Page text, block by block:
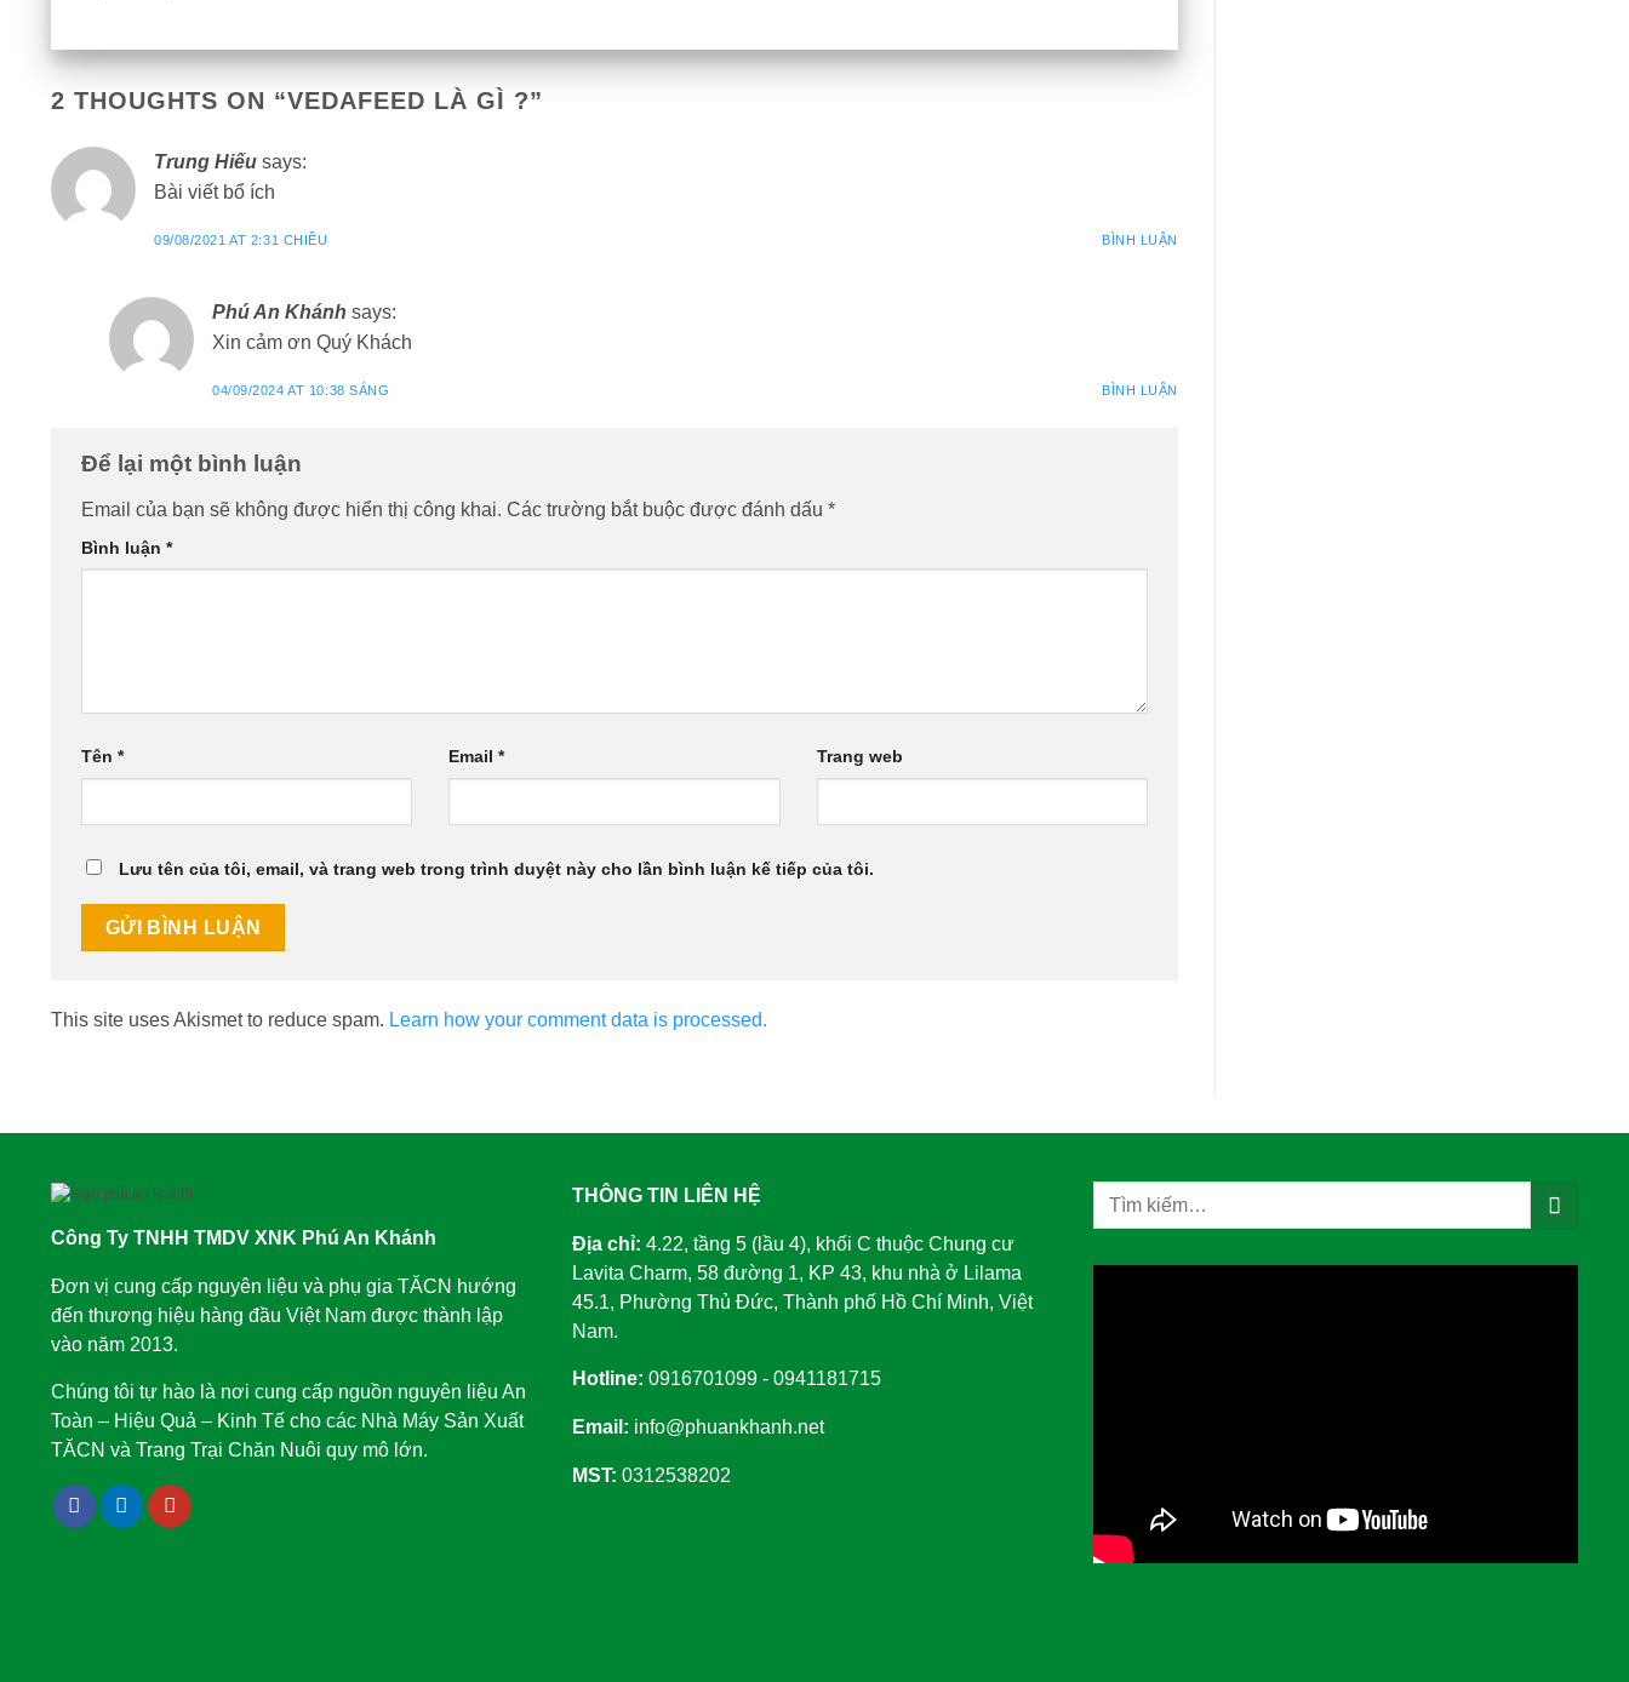
2 THOUGHTS ON “VEDAFEED LÀ GÌ ?”
Trung Hiếu says:
Bài viết bổ ích
09/08/2021 AT 2:31 CHIỀU BÌNH LUẬN
Phú An Khánh says:
Xin cảm ơn Quý Khách
04/09/2024 AT 10:38 SÁNG BÌNH LUẬN
Để lại một bình luận
Email của bạn sẽ không được hiển thị công khai. Các trường bắt buộc được đánh dấu *
Bình luận *
Tên * Email* Trang web
Lưu tên của tôi, email, và trang web trong trình duyệt này cho lần bình luận kế tiếp của tôi.
This site uses Akismet to reduce spam. Learn how your comment data is processed.
Công Ty TNHH TMDV XNK Phú An Khánh
Đơn vị cung cấp nguyên liệu và phụ gia TĂCN hướng
đến thương hiệu hàng đầu Việt Nam được thành lập
vào năm 2013.
Chúng tôi tự hào là nơi cung cấp nguồn nguyên liệu An
Toàn – Hiệu Quả – Kinh Tế cho các Nhà Máy Sản Xuất
TĂCN và Trang Trại Chăn Nuôi quy mô lớn.
THÔNG TIN LIÊN HỆ
Địa chỉ: 4.22, tầng 5 (lầu 4), khối C thuộc Chung cư
Lavita Charm, 58 đường 1, KP 43, khu nhà ở Lilama
45.1, Phường Thủ Đức, Thành phố Hồ Chí Minh, Việt
Nam.
Hotline: 0916701099 - 0941181715
Email: info@phuankhanh.net
MST: 0312538202
Tìm